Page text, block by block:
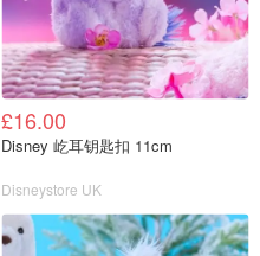
£16.00
Disney 屹耳钥匙扣 11cm
Disneystore UK